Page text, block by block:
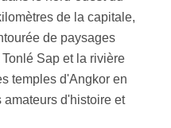
de la capitale,
de paysages
Sap et la rivière
temples d'Angkor en
d'histoire et